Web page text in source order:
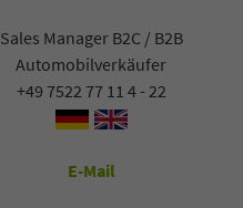
Sales Manager B2C / B2B
Automobilverkäufer
+49 7522 77 11 4 - 22
E-Mail